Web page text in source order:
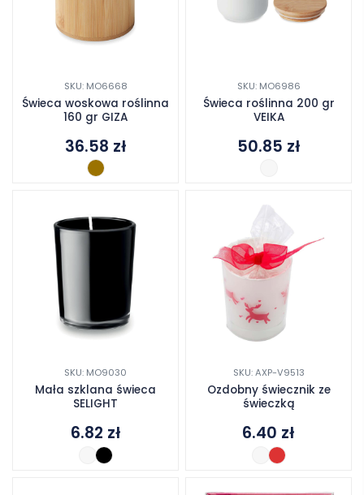
SKU: MO6668
Świeca woskowa roślinna
160 gr GIZA
36.58 zł
SKU: MO6986
Świeca roślinna 200 gr
VEIKA
50.85 zł
SKU: MO9030
Mała szklana świeca
SELIGHT
6.82 zł
SKU: AXP-V9513
Ozdobny świecznik ze
świeczką
6.40 zł